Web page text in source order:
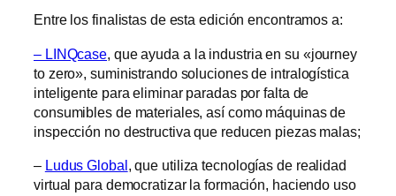
Entre los finalistas de esta edición encontramos a:
– LINQcase , que ayuda a la industria en su «journey
to zero», suministrando soluciones de intralogística
inteligente para eliminar paradas por falta de
consumibles de materiales, así como máquinas de
inspección no destructiva que reducen piezas malas;
– Ludus Global, que utiliza tecnologías de realidad
virtual para democratizar la formación, haciendo uso